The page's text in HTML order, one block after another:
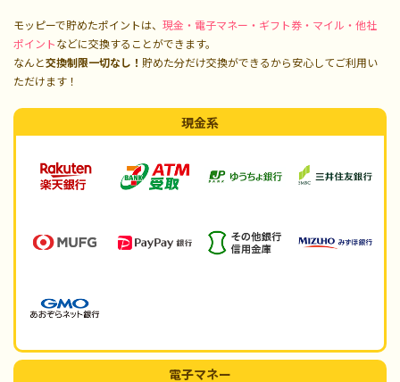
モッピーで貯めたポイントは、 現金・電子マネー・ギフト券・マイル・他社
ポイントなどに交換することができます。
なんと交換制限一切なし！ 貯めた分だけ交換ができるから安心してご利用い
ただけます！
現金系
電子マネー